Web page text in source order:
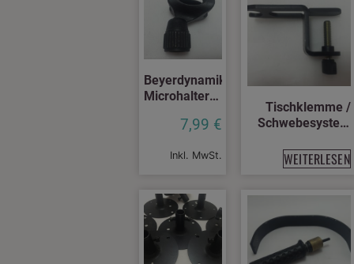
Beyerdynamik
Microhalterung
Klemmhalter
7,99 €
Inkl. MwSt.
Tischklemme /
Schwebesystem
WEITERLESEN